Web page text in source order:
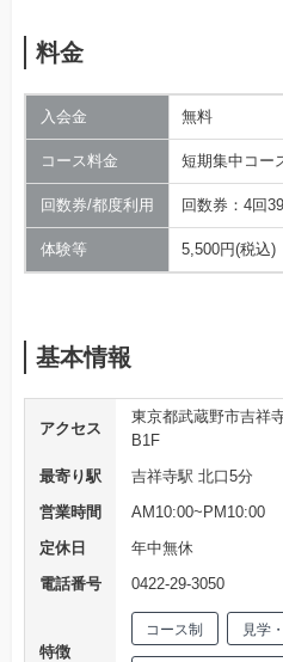
料金
入会金 無料
コース料金 短期集中コー
回数券/都度利用 回数券：4回
体験等 5,500円(税込)
基本情報
アクセス
東京都武蔵野市吉祥
B1F
最寄り駅
吉祥寺駅 北口5分
営業時間
AM10:00~PM10:00
定休日
年中無休
電話番号
0422-29-3050
特徴
コース制 見学